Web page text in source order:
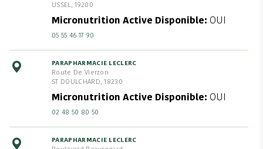
USSEL, 19200
Micronutrition Active Disponible OUI
05 55 46 17 90
PARAPHARMACIE LECLERC
Route De Vierzon
ST DOULCHARD, 18230
Micronutrition Active Disponible OUI
02 48 50 80 50
PARAPHARMACIE LECLERC